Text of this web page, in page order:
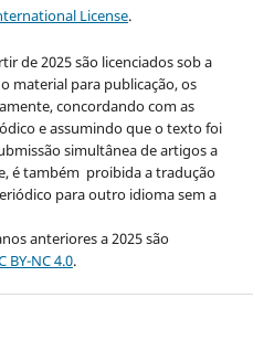
License.
de 2025 são licenciados sob a
material para publicação, os
concordando com as
e assumindo que o texto foi
simultânea de artigos a
é também proibida a tradução
para outro idioma sem a
anteriores a 2025 são
BY-NC 4.0.